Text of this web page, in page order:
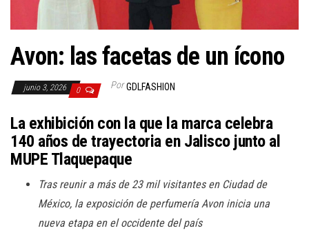
Avon: las facetas de un ícono
junio 3, 2026 0 Por GDLFASHION
La exhibición con la que la marca celebra
140 años de trayectoria en Jalisco junto al
MUPE Tlaquepaque
Tras reunir a más de 23 mil visitantes en Ciudad de
México, la exposición de perfumería Avon inicia una
nueva etapa en el occidente del país